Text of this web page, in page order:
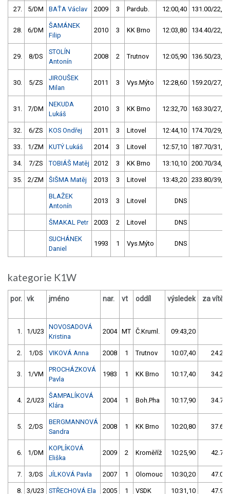
27. 5/DM BAŤA Václav 2009 3 Pardub. 12:00,40 131.00/22,2
28. 6/DM
ŠAMÁNEK
Filip
2010 3 KK Brno 12:03,80 134.40/22,8
29. 8/DS
STOLÍN
Antonín
2008 2 Trutnov 12:05,90 136.50/23,2
30. 5/ZS
JIROUŠEK
Milan
2011 3 Vys.Mýto 12:28,60 159.20/27,0
31. 7/DM
NEKUDA
Lukáš
2010 3 KK Brno 12:32,70 163.30/27,7
32. 6/ZS KOS Ondřej 2011 3 Litovel 12:44,10 174.70/29,6
33. 1/ZM KUTÝ Lukáš 2014 3 Litovel 12:57,10 187.70/31,8
34. 7/ZS TOBIÁŠ Matěj 2012 3 KK Brno 13:10,10 200.70/34,1
35. 2/ZM ŠIŠMA Matěj 2013 3 Litovel 13:43,20 233.80/39,7
BLAŽEK
Antonín
2013 3 Litovel DNS
ŠMAKAL Petr 2003 2 Litovel DNS
SUCHÁNEK
Daniel
1993 1 Vys.Mýto DNS
kategorie K1W
por. vk jméno nar. vt oddíl výsledek
za
1. 1/U23
NOVOSADOVÁ
Kristina
2004 MT Č.Kruml. 09:43,20
2. 1/DS VIKOVÁ Anna 2008 1 Trutnov 10:07,40
3. 1/VM
PROCHÁZKOVÁ
Pavla
1983 1 KK Brno 10:17,40
4. 2/U23
ŠAMPALÍKOVÁ
Klára
2004 1 Boh.Pha 10:17,90
5. 2/DS
BERGMANNOVÁ
Sandra
2008 1 KK Brno 10:20,80
6. 1/DM
KOPLÍKOVÁ
Eliška
2009 2 Kroměříž 10:25,90
7. 3/DS JÍLKOVÁ Pavla 2007 1 Olomouc 10:30,20
8. 3/U23 STŘECHOVÁ Ela 2005 1 VSDK 10:31,10